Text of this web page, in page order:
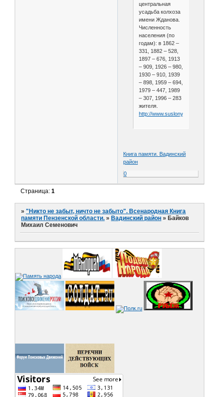
центральная
усадьба колхоза
имени Жданова.
Численность
населения (по
годам): в 1862 –
331, 1882 – 528,
1897 – 676, 1913
– 909, 1926 – 980,
1930 – 910, 1939
– 898, 1959 – 694,
1979 – 447, 1989
– 307, 1996 – 283
жителя.
http://www.suslony.ru/
Книга памяти. Вадинский
район
0
Страница:1
»"Никто не забыт, ничто не забыто". Всенародная Книга
памяти Пензенской области. » Вадинский район » Байков
Михаил Семенович